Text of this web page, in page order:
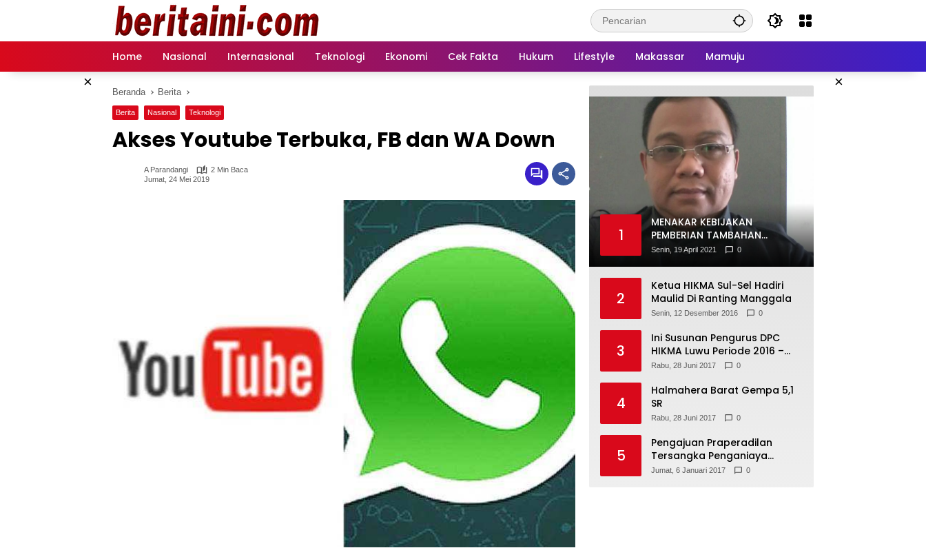
Home Nasional Internasional Teknologi Ekonomi Cek Fakta Hukum Lifestyle Makassar Mamuju
× ×
Beranda Berita
Berita Nasional Teknologi
Akses Youtube Terbuka, FB dan WA Down
A Parandangi
2 Min Baca
Jumat, 24 Mei 2019
1
MENAKAR KEBIJAKAN
PEMBERIAN TAMBAHAN
PENGHASILAN PEGAWAI (TPP)
Senin, 19 April 2021 0
2
Ketua HIKMA Sul-Sel Hadiri
Maulid Di Ranting Manggala
Senin, 12 Desember 2016 0
3
Ini Susunan Pengurus DPC
HIKMA Luwu Periode 2016 –
2021
Rabu, 28 Juni 2017 0
4
Halmahera Barat Gempa 5,1
SR
Rabu, 28 Juni 2017 0
5
Pengajuan Praperadilan
Tersangka Penganiaya
Tamara Bleszynski, Ditolak
Jumat, 6 Januari 2017 0